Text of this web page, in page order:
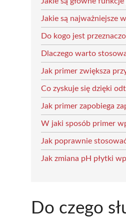
Jakie są najważniejsze
Do kogo jest
Dlaczego warto
Jak primer zwiększa
Co zyskuje się dzięki
Jak primer zapobiega
W jaki sposób primer
Jak poprawnie
Jak zmiana pH płytki
Do czego